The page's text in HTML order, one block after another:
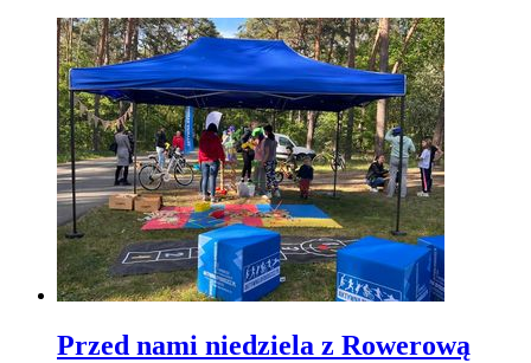
Przed nami niedziela z Rowerową